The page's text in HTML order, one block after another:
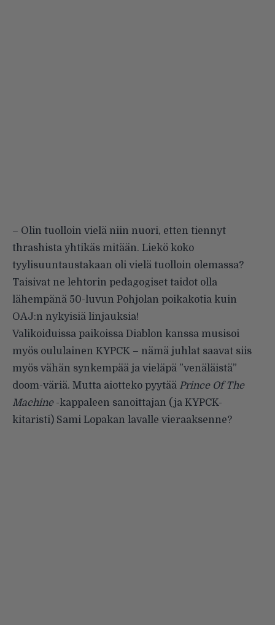
– Olin tuolloin vielä niin nuori, etten tiennyt
thrashista yhtikäs mitään. Liekö koko
tyylisuuntaustakaan oli vielä tuolloin olemassa?
Taisivat ne lehtorin pedagogiset taidot olla
lähempänä 50-luvun Pohjolan poikakotia kuin
OAJ:n nykyisiä linjauksia!
Valikoiduissa paikoissa Diablon kanssa musisoi
myös oululainen KYPCK – nämä juhlat saavat siis
myös vähän synkempää ja vieläpä ”venäläistä”
doom-väriä. Mutta aiotteko pyytää Prince Of The
Machine-kappaleen sanoittajan (ja KYPCK-
kitaristi) Sami Lopakan lavalle vieraaksenne?